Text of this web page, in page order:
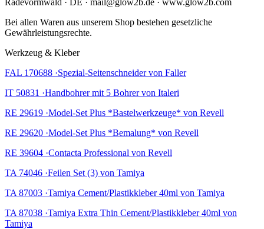
Radevormwald · DE · mail@glow2b.de · www.glow2b.com
Bei allen Waren aus unserem Shop bestehen gesetzliche
Gewährleistungsrechte.
Werkzeug & Kleber
FAL 170688 ·Spezial-Seitenschneider von Faller
IT 50831 ·Handbohrer mit 5 Bohrer von Italeri
RE 29619 ·Model-Set Plus *Bastelwerkzeuge* von Revell
RE 29620 ·Model-Set Plus *Bemalung* von Revell
RE 39604 ·Contacta Professional von Revell
TA 74046 ·Feilen Set (3) von Tamiya
TA 87003 ·Tamiya Cement/Plastikkleber 40ml von Tamiya
TA 87038 ·Tamiya Extra Thin Cement/Plastikkleber 40ml von
Tamiya